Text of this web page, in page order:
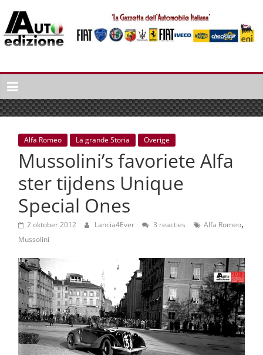
naar
inhoud
Auto
Edizione
La
Gazetta
dell'Automobile
Italiana
autonieuws
lifestyle
Alfa Romeo La grande Storia Overige
Mussolini’s favoriete Alfa
ster tijdens Unique
Special Ones
2 oktober 2012 Lancia4Ever 3 reacties Alfa Romeo,
Mussolini